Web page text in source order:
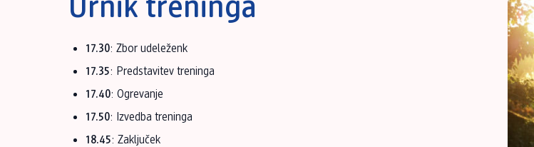
17.30: Zbor udeleženk
17.35: Predstavitev treninga
17.40: Ogrevanje
17.50: Izvedba treninga
18.45: Zaključek